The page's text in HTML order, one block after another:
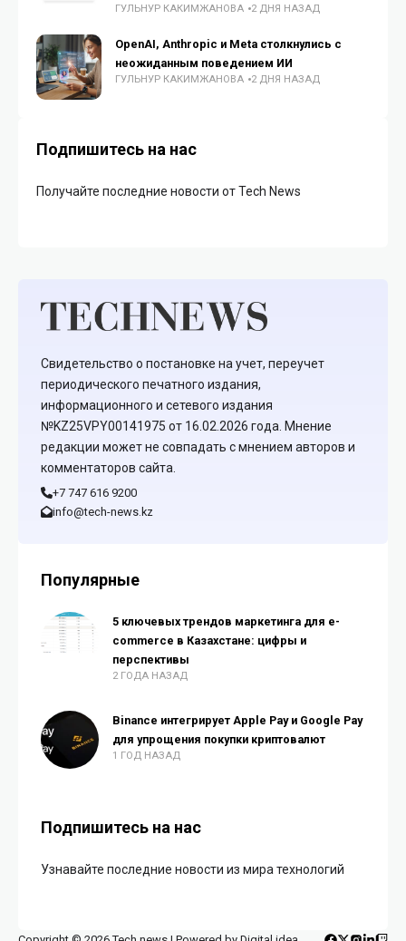
ГУЛЬНУР КАКИМЖАНОВА 2 ДНЯ НАЗАД
OpenAI, Anthropic и Meta столкнулись с
неожиданным поведением ИИ
ГУЛЬНУР КАКИМЖАНОВА 2 ДНЯ НАЗАД
Подпишитесь на нас
Получайте последние новости от Tech News
Свидетельство о постановке на учет, переучет
периодического печатного издания,
информационного и сетевого издания
№KZ25VPY00141975 от 16.02.2026 года. Мнение
редакции может не совпадать с мнением авторов и
комментаторов сайта.
+7 747 616 9200
info@tech-news.kz
Популярные
5 ключевых трендов маркетинга для e-
commerce в Казахстане: цифры и
перспективы
2 ГОДА НАЗАД
Binance интегрирует Apple Pay и Google Pay
для упрощения покупки криптовалют
1 ГОД НАЗАД
Подпишитесь на нас
Узнавайте последние новости из мира технологий